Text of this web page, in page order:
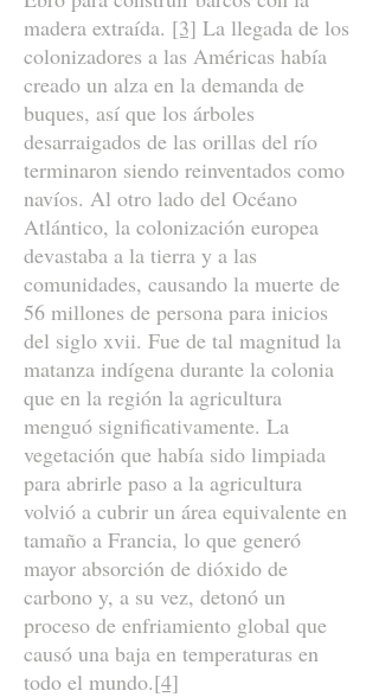
madera extraída. [3] La llegada de los
colonizadores a las Américas había
creado un alza en la demanda de
buques, así que los árboles
desarraigados de las orillas del río
terminaron siendo reinventados como
navíos. Al otro lado del Océano
Atlántico, la colonización europea
devastaba a la tierra y a las
comunidades, causando la muerte de
56 millones de persona para inicios
del siglo xvii. Fue de tal magnitud la
matanza indígena durante la colonia
que en la región la agricultura
menguó significativamente. La
vegetación que había sido limpiada
para abrirle paso a la agricultura
volvió a cubrir un área equivalente en
tamaño a Francia, lo que generó
mayor absorción de dióxido de
carbono y, a su vez, detonó un
proceso de enfriamiento global que
causó una baja en temperaturas en
todo el mundo.[4]